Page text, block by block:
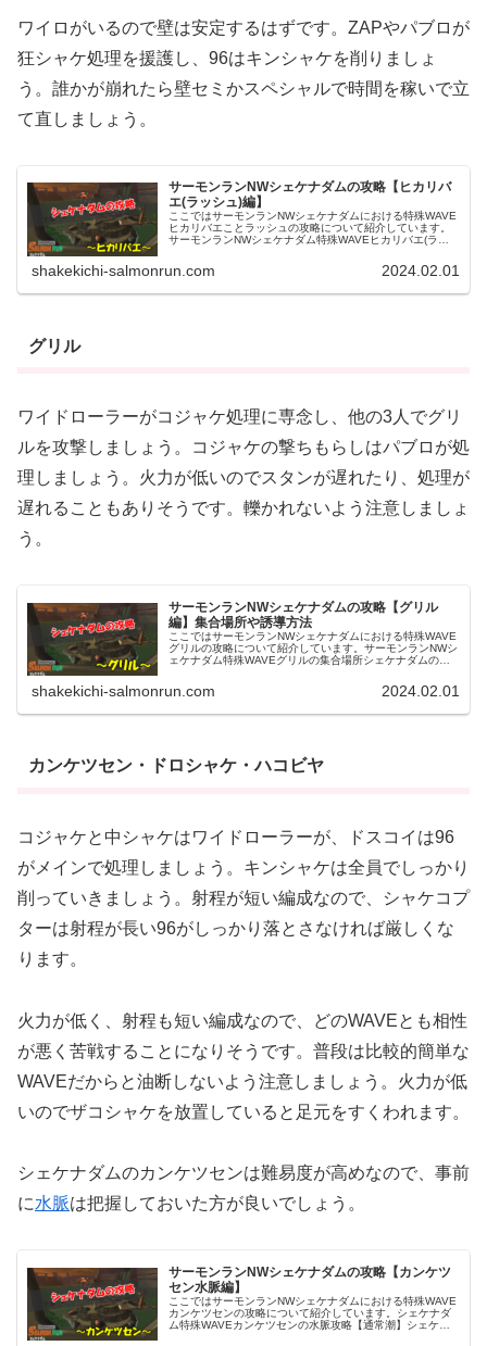
ワイロがいるので壁は安定するはずです。ZAPやパブロが
狂シャケ処理を援護し、96はキンシャケを削りましょ
う。誰かが崩れたら壁セミかスペシャルで時間を稼いで立
て直しましょう。
サーモンランNWシェケナダムの攻略【ヒカリバ
エ(ラッシュ)編】
ここではサーモンランNWシェケナダムにおける特殊WAVE
ヒカリバエことラッシュの攻略について紹介しています。
サーモンランNWシェケナダム特殊WAVEヒカリバエ(ラッ
shakekichi-salmonrun.com 2024.02.01
グリル
ワイドローラーがコジャケ処理に専念し、他の3人でグリ
ルを攻撃しましょう。コジャケの撃ちもらしはパブロが処
理しましょう。火力が低いのでスタンが遅れたり、処理が
遅れることもありそうです。轢かれないよう注意しましょ
う。
サーモンランNWシェケナダムの攻略【グリル
編】集合場所や誘導方法
ここではサーモンランNWシェケナダムにおける特殊WAVE
グリルの攻略について紹介しています。サーモンランNWシ
ェケナダム特殊WAVEグリルの集合場所シェケナダムの特
shakekichi-salmonrun.com 2024.02.01
カンケツセン・ドロシャケ・ハコビヤ
コジャケと中シャケはワイドローラーが、ドスコイは96
がメインで処理しましょう。キンシャケは全員でしっかり
削っていきましょう。射程が短い編成なので、シャケコプ
ターは射程が長い96がしっかり落とさなければ厳しくな
ります。
火力が低く、射程も短い編成なので、どのWAVEとも相性
が悪く苦戦することになりそうです。普段は比較的簡単な
WAVEだからと油断しないよう注意しましょう。火力が低
いのでザコシャケを放置していると足元をすくわれます。
シェケナダムのカンケツセンは難易度が高めなので、事前
に水脈は把握しておいた方が良いでしょう。
サーモンランNWシェケナダムの攻略【カンケツ
セン水脈編】
ここではサーモンランNWシェケナダムにおける特殊WAVE
カンケツセンの攻略について紹介しています。シェケナダ
ム特殊WAVEカンケツセンの水脈攻略【通常潮】シェケナ